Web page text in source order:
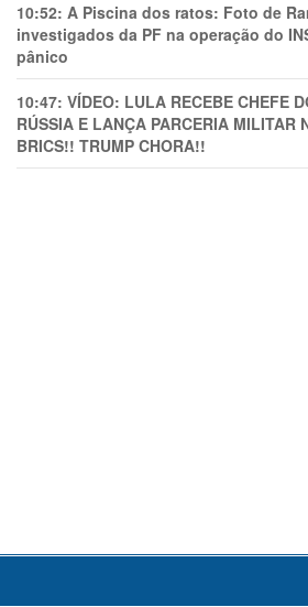
10:52: A Piscina dos ratos: Foto de
investigados da PF na operação do
pânico
10:47: VÍDEO: LULA RECEBE CHEFE
RÚSSIA E LANÇA PARCERIA MILITAR
BRICS!! TRUMP CHORA!!